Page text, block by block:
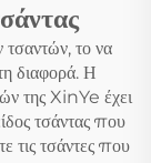
το να
διαφορά. Η
της XinYe έχει
τσάντας που
τις τσάντες που